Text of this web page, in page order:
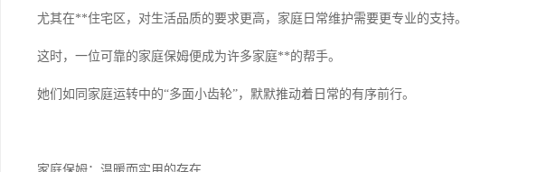
尤其在**住宅区，对生活品质的要求更高，家庭日常维护需要更专业的支持。
这时，一位可靠的家庭保姆便成为许多家庭**的帮手。
她们如同家庭运转中的“多面小齿轮”，默默推动着日常的有序前行。